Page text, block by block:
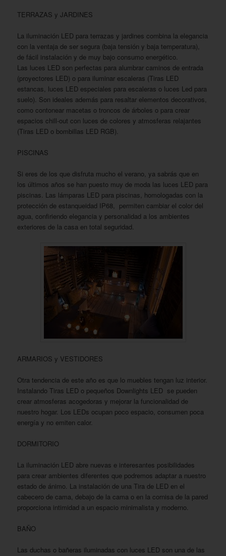
TERRAZAS y JARDINES
La iluminación LED para terrazas y jardines combina la elegancia
con la ventaja de ser segura (baja tensión y baja temperatura),
de fácil instalación y de muy bajo consumo energético.
Las luces LED son perfectas para alumbrar caminos de entrada
(proyectores LED) o para iluminar escaleras (Tiras LED
estancas, luces LED especiales para escaleras o luces Led para
suelo). Son ideales además para resaltar elementos decorativos,
como contonear macetas o troncos de árboles o para crear
espacios chill-out con luces de colores y atmosferas relajantes
(Tiras LED o bombillas LED RGB).
PISCINAS
Si eres de los que disfruta mucho el verano, ya sabrás que en
los últimos años se han puesto muy de moda las luces LED para
piscinas. Las lámparas LED para piscinas, homologadas con la
protección de estanqueidad IP68, permiten cambiar el color del
agua, confiriendo elegancia y personalidad a los ambientes
exteriores de la casa en total seguridad.
ARMARIOS y VESTIDORES
Otra tendencia de este año es que lo muebles tengan luz interior.
Instalando Tiras LED o pequeños Downlights LED se pueden
crear atmosferas acogedoras y mejorar la funcionalidad de
nuestro hogar. Los LEDs ocupan poco espacio, consumen poca
energía y no emiten calor.
DORMITORIO
La iluminación LED abre nuevas e interesantes posibilidades
para crear ambientes diferentes que podremos adaptar a nuestro
estado de ánimo. La instalación de una Tira de LED en el
cabecero de cama, debajo de la cama o en la cornisa de la pared
proporciona intimidad a un espacio minimalista y moderno.
BAÑO
Las duchas o bañeras iluminadas con luces LED son una de las